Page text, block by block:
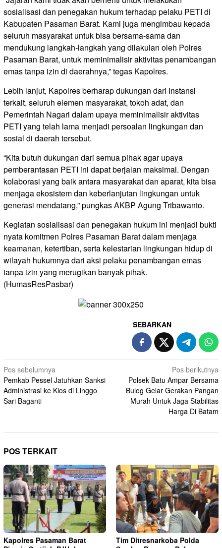
sosialisasi dan penegakan hukum terhadap pelaku PETI di
Kabupaten Pasaman Barat. Kami juga mengimbau kepada
seluruh masyarakat untuk bisa bersama-sama dan
mendukung langkah-langkah yang dilakulan oleh Polres
Pasaman Barat, untuk meminimalisir aktivitas penambangan
emas tanpa izin di daerahnya,” tegas Kapolres.
Lebih lanjut, Kapolres berharap dukungan dari Instansi
terkait, seluruh elemen masyarakat, tokoh adat, dan
Pemerintah Nagari dalam upaya meminimalisir aktivitas
PETI yang telah lama menjadi persoalan lingkungan dan
sosial di daerah tersebut.
“Kita butuh dukungan dari semua pihak agar upaya
pemberantasan PETI ini dapat berjalan maksimal. Dengan
kolaborasi yang baik antara masyarakat dan aparat, kita bisa
menjaga ekosistem dan keberlanjutan lingkungan untuk
generasi mendatang,” pungkas AKBP Agung Tribawanto.
Kegiatan sosialisasi dan penegakan hukum ini menjadi bukti
nyata komitmen Polres Pasaman Barat dalam menjaga
keamanan, ketertiban, serta kelestarian lingkungan hidup di
wilayah hukumnya dari aksi pelaku penambangan emas
tanpa izin yang merugikan banyak pihak.
(HumasResPasbar)
SEBARKAN
Navigasi
pos
Pos sebelumnya
Pemkab Pessel Jatuhkan Sanksi
Administrasi ke Kios di Linggo
Sari Baganti
Pos berikutnya
Polsek Batu Ampar Bersama
Bulog Gelar Gerakan Pangan
Murah Untuk Jaga Stabilitas
Harga Di Batam
POS TERKAIT
Kapolres Pasaman Barat
Tim Ditresnarkoba Polda